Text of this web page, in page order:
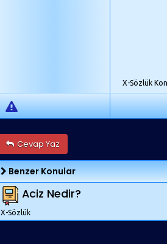
X-Sözlük
Cevap Yaz
Benzer Konular
Aciz Nedir?
X-Sözlük